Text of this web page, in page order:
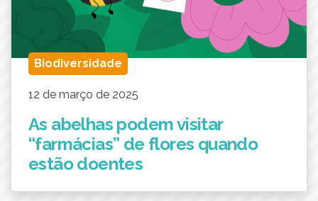
Biodiversidade
12 de março de 2025
As abelhas podem visitar
“farmácias” de flores quando
estão doentes